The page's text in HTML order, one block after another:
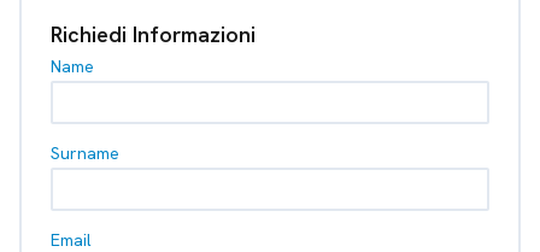
Richiedi Informazioni
Name
Surname
Email